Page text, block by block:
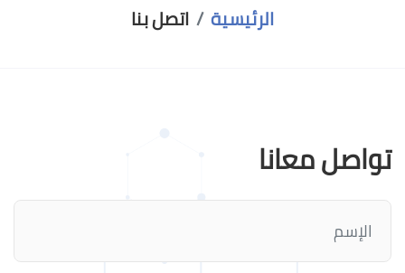
الرئيسية اتصل بنا
تواصل معانا